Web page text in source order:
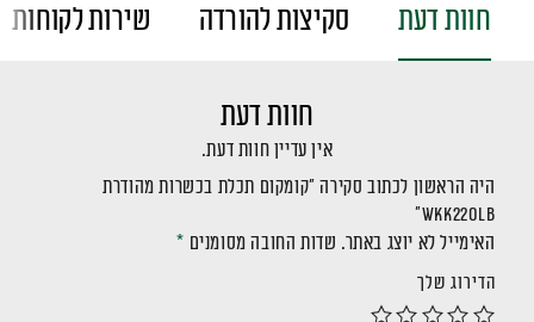
חוות דעת סקיצות להורדה שירות לקוחות
חוות דעת
אין עדיין חוות דעת.
היה הראשון לכתוב סקירה “קומקום תכלת בכשרות מהודרת
WKK220LB”
האימייל לא יוצג באתר. שדות החובה מסומנים *
הדירוג שלך